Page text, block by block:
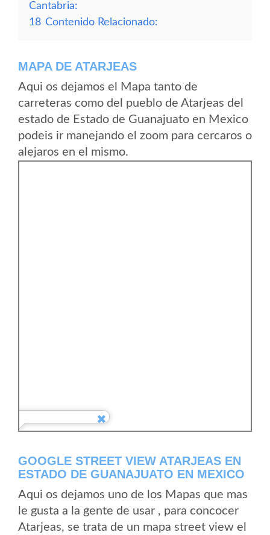
Cantabria:
18 Contenido Relacionado:
MAPA DE ATARJEAS
Aqui os dejamos el Mapa tanto de
carreteras como del pueblo de Atarjeas del
estado de Estado de Guanajuato en Mexico
podeis ir manejando el zoom para cercaros o
alejaros en el mismo.
GOOGLE STREET VIEW ATARJEAS EN
ESTADO DE GUANAJUATO EN MEXICO
Aqui os dejamos uno de los Mapas que mas
le gusta a la gente de usar , para concocer
Atarjeas, se trata de un mapa street view el